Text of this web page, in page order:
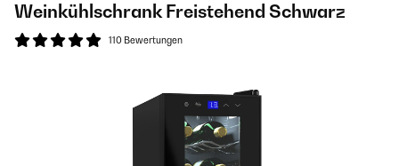
Weinkühlschrank Freistehend​ Schwarz
110 Bewertungen